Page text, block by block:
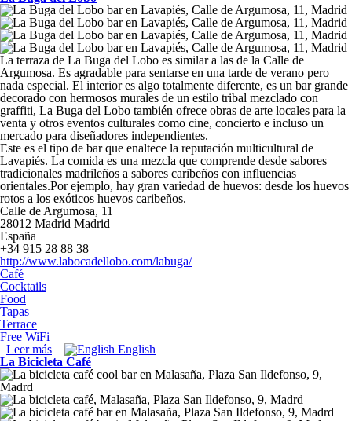
La terraza de La Buga del Lobo es similar a las de la Calle de
Argumosa. Es agradable para sentarse en una tarde de verano pero
nada especial. El interior es algo totalmente diferente, es un bar grande
decorado con hermosos murales de un estilo tribal mezclado con
graffiti, La Buga del Lobo también ofrece obras de arte locales para la
venta y otros eventos culturales como cine, concierto e incluso un
mercado para diseñadores independientes.
Este es el tipo de bar que enaltece la reputación multicultural de
Lavapiés. La comida es una mezcla que comprende desde sabores
tradicionales madrileños a sabores caribeños con influencias
orientales.Por ejemplo, hay gran variedad de huevos: desde los huevos
rotos a los exóticos huevos caribeños.
Calle de Argumosa, 11
28012 Madrid Madrid
España
+34 915 28 88 38
http://www.labocadellobo.com/labuga/
Café
Cocktails
Food
Tapas
Terrace
Free WiFi
Leer más sobre La Buga del Lobo
English
La Bicicleta Café